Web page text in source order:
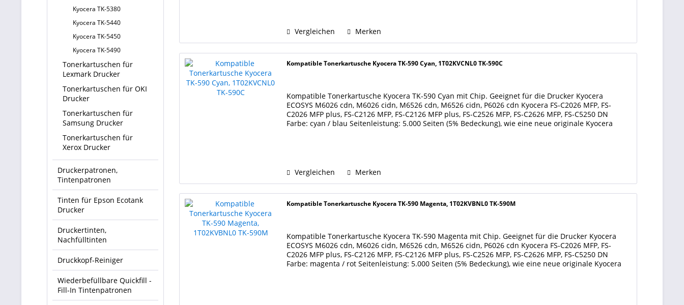
Kyocera TK-5380
Kyocera TK-5440
Kyocera TK-5450
Kyocera TK-5490
Tonerkartuschen für
Lexmark Drucker
Tonerkartuschen für OKI
Drucker
Tonerkartuschen für
Samsung Drucker
Tonerkartuschen für
Xerox Drucker
Druckerpatronen,
Tintenpatronen
Tinten für Epson Ecotank
Drucker
Druckertinten,
Nachfülltinten
Druckkopf-Reiniger
Wiederbefüllbare Quickfill -
Fill-In Tintenpatronen
Vergleichen Merken
Kompatible Tonerkartusche Kyocera TK-590 Cyan, 1T02KVCNL0 TK-590C
Kompatible Tonerkartusche Kyocera TK-590 Cyan mit Chip. Geeignet für die Drucker Kyocera
ECOSYS M6026 cdn, M6026 cidn, M6526 cdn, M6526 cidn, P6026 cdn Kyocera FS-C2026 MFP, FS-
C2026 MFP plus, FS-C2126 MFP, FS-C2126 MFP plus, FS-C2526 MFP, FS-C2626 MFP, FS-C5250 DN
Farbe: cyan / blau Seitenleistung: 5.000 Seiten (5% Bedeckung), wie eine neue originale Kyocera
Vergleichen Merken
Kompatible Tonerkartusche Kyocera TK-590 Magenta, 1T02KVBNL0 TK-590M
Kompatible Tonerkartusche Kyocera TK-590 Magenta mit Chip. Geeignet für die Drucker Kyocera
ECOSYS M6026 cdn, M6026 cidn, M6526 cdn, M6526 cidn, P6026 cdn Kyocera FS-C2026 MFP, FS-
C2026 MFP plus, FS-C2126 MFP, FS-C2126 MFP plus, FS-C2526 MFP, FS-C2626 MFP, FS-C5250 DN
Farbe: magenta / rot Seitenleistung: 5.000 Seiten (5% Bedeckung), wie eine neue originale Kyocera